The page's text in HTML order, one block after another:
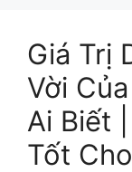
Giá Trị
Vời
Ai Biết
Tốt